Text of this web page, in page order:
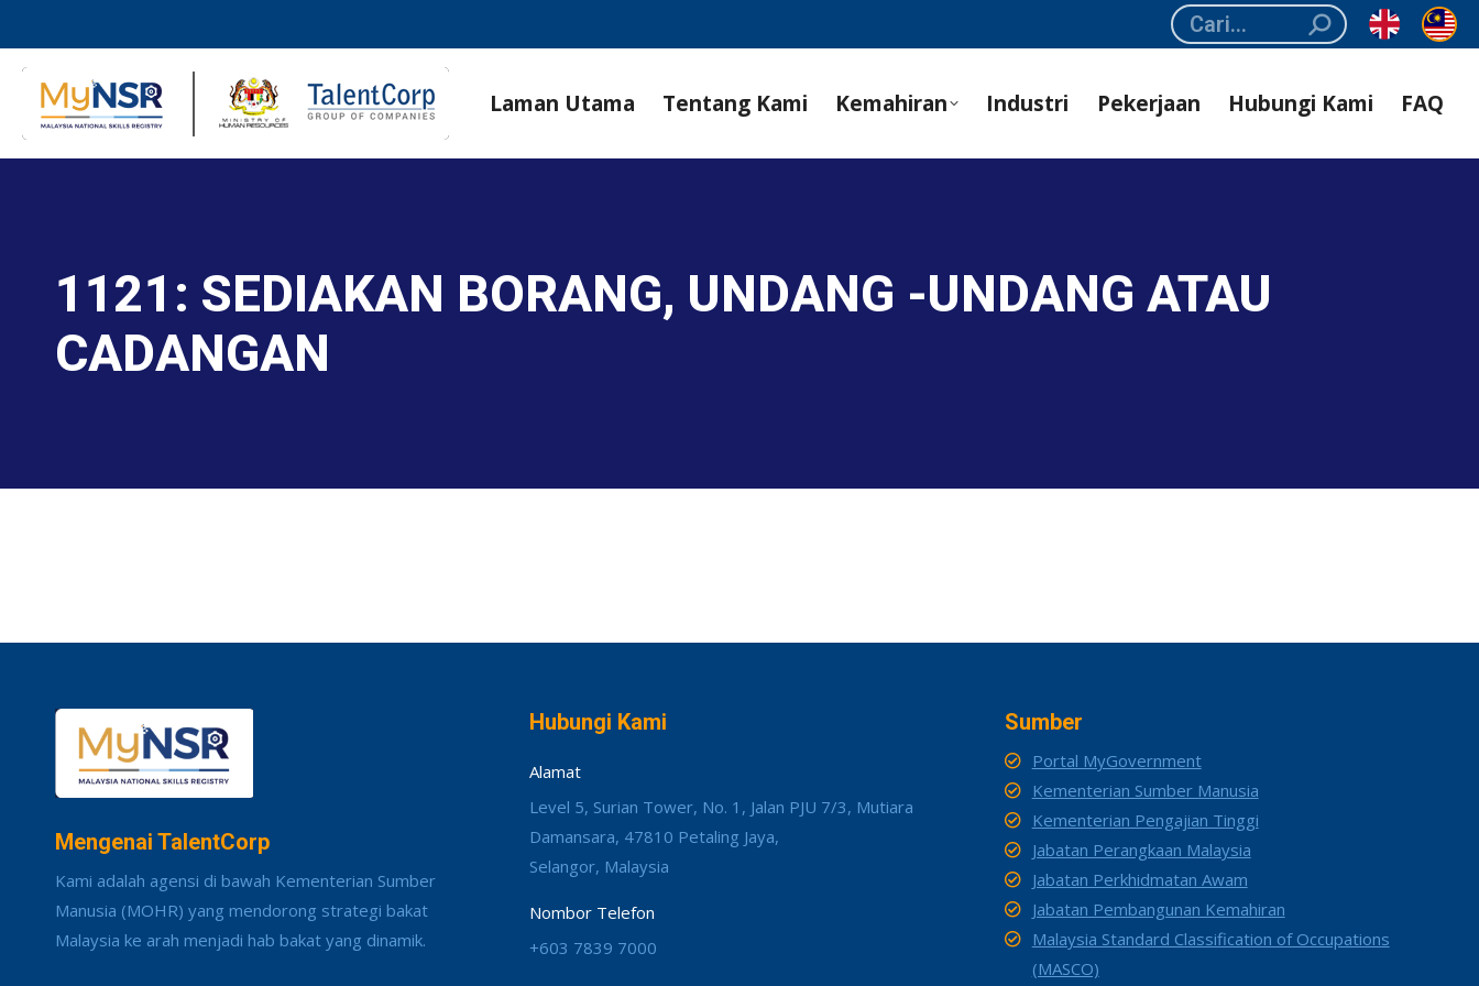
Search:
Laman Utama Tentang Kami Kemahiran Industri Pekerjaan Hubungi Kami FAQ
1121: SEDIAKAN BORANG, UNDANG -UNDANG ATAU
CADANGAN
Mengenai TalentCorp
Kami adalah agensi di bawah Kementerian Sumber
Manusia (MOHR) yang mendorong strategi bakat
Malaysia ke arah menjadi hab bakat yang dinamik.
Hubungi Kami
Alamat
Level 5, Surian Tower, No. 1, Jalan PJU 7/3, Mutiara
Damansara, 47810 Petaling Jaya,
Selangor, Malaysia
Nombor Telefon
+603 7839 7000
Sumber
Portal MyGovernment
Kementerian Sumber Manusia
Kementerian Pengajian Tinggi
Jabatan Perangkaan Malaysia
Jabatan Perkhidmatan Awam
Jabatan Pembangunan Kemahiran
Malaysia Standard Classification of Occupations
(MASCO)